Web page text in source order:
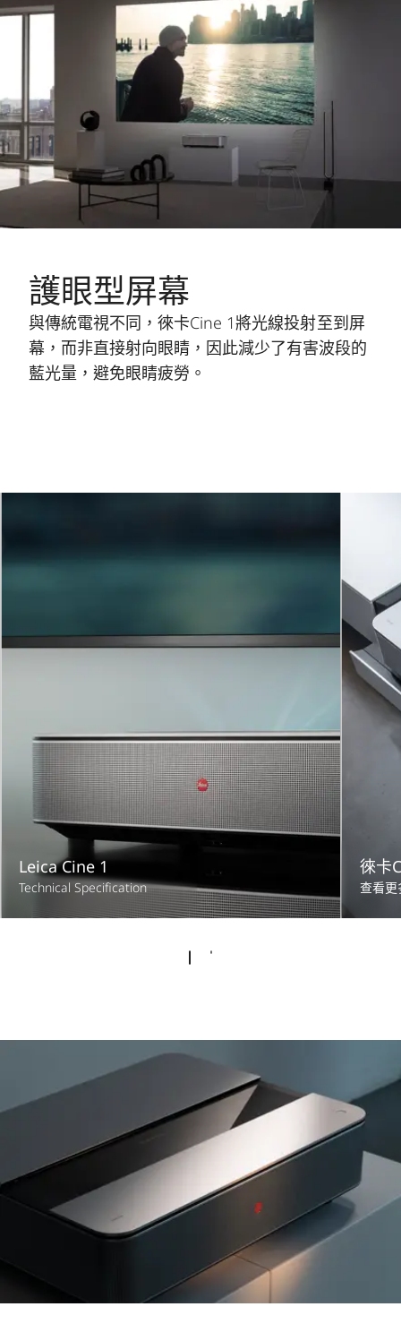
護眼型屏幕
與傳統電視不同，徠卡Cine 1將光線投射至到屏
幕，而非直接射向眼睛，因此減少了有害波段的
藍光量，避免眼睛疲勞。
Leica Cine 1
Technical Specification
徠卡
查看更